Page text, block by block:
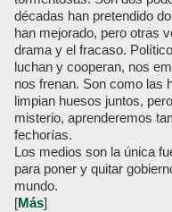
décadas han pretendido
han mejorado, pero otras
drama y el fracaso.
luchan y cooperan, nos
nos frenan. Son como las
limpian huesos juntos,
misterio, aprenderemos
fechorías.
Los medios son la única
para poner y quitar
mundo.
[Más]